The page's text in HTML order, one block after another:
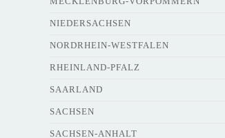
NIEDERSACHSEN
NORDRHEIN-WESTFALEN
RHEINLAND-PFALZ
SAARLAND
SACHSEN
SACHSEN-ANHALT